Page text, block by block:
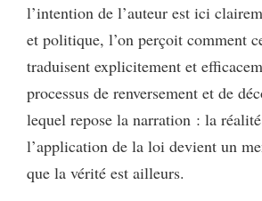
l’intention de l’auteur est ici
et politique, l’on perçoit comment
traduisent explicitement et
processus de renversement et de
lequel repose la narration : la
l’application de la loi devient un
que la vérité est ailleurs.